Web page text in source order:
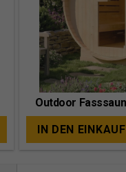
Outdoor
IN DEN